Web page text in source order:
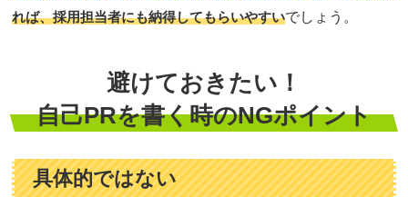
れば、採用担当者にも納得してもらいやすいでしょう。
避けておきたい！
自己PRを書く時のNGポイント
具体的ではない